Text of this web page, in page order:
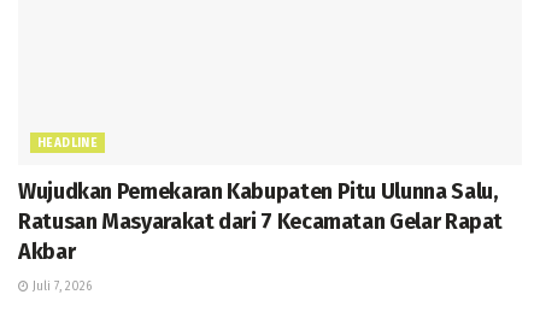
HEADLINE
Wujudkan Pemekaran Kabupaten Pitu Ulunna Salu,
Ratusan Masyarakat dari 7 Kecamatan Gelar Rapat
Akbar
Juli 7, 2026